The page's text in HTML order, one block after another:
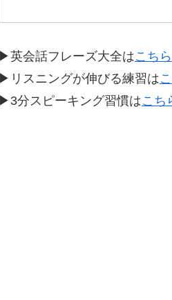
▶英会話フレーズ大全はこちら
▶リスニングが伸びる練習は
▶3分スピーキング習慣はこち